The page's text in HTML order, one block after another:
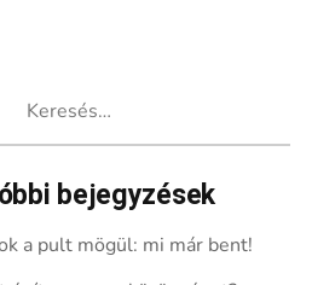
bejegyzések
a pult mögül: mi már bent!